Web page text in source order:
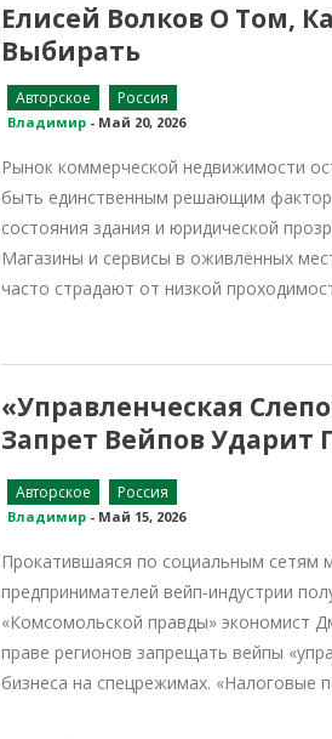
Елисей Волков О Том,
Выбирать
Авторское Россия
Владимир - Май 20, 2026
Рынок коммерческой недвижимости
быть единственным решающим
состояния здания и юридической
Магазины и сервисы в оживлённых
часто страдают от низкой
«Управленческая
Запрет Вейпов Ударит
Авторское Россия
Владимир - Май 15, 2026
Прокатившаяся по социальным сетям
предпринимателей вейп-индустрии
«Комсомольской правды» экономист
праве регионов запрещать вейпы
бизнеса на спецрежимах. «Налоговые